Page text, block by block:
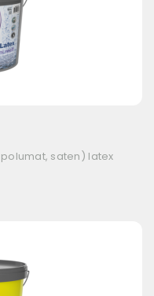
saten) latex